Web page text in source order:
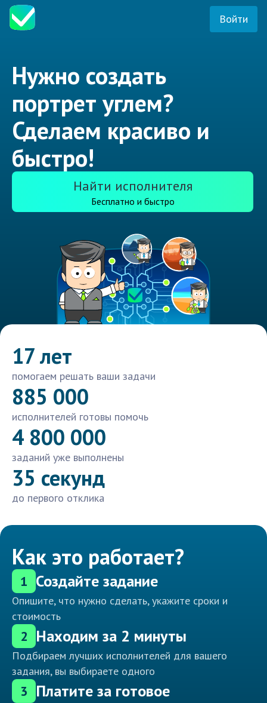
Войти
Нужно создать
портрет углем?
Сделаем красиво и
быстро!
Найти исполнителя
Бесплатно и быстро
17 лет
помогаем решать ваши задачи
885 000
исполнителей готовы помочь
4 800 000
заданий уже выполнены
35 секунд
до первого отклика
Как это работает?
1 Создайте задание
Опишите, что нужно сделать, укажите сроки и
стоимость
2 Находим за 2 минуты
Подбираем лучших исполнителей для вашего
задания, вы выбираете одного
3 Платите за готовое